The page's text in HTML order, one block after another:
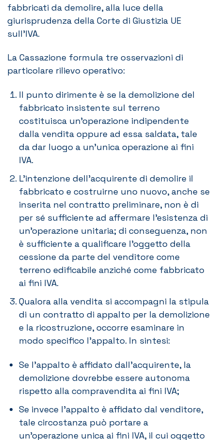
fabbricati da demolire, alla luce della
giurisprudenza della Corte di Giustizia UE
sull’IVA.
La Cassazione formula tre osservazioni di
particolare rilievo operativo:
Il punto dirimente è se la demolizione del
fabbricato insistente sul terreno
costituisca un’operazione indipendente
dalla vendita oppure ad essa saldata, tale
da dar luogo a un’unica operazione ai fini
IVA.
L’intenzione dell’acquirente di demolire il
fabbricato e costruirne uno nuovo, anche se
inserita nel contratto preliminare, non è di
per sé sufficiente ad affermare l’esistenza di
un’operazione unitaria; di conseguenza, non
è sufficiente a qualificare l’oggetto della
cessione da parte del venditore come
terreno edificabile anziché come fabbricato
ai fini IVA.
Qualora alla vendita si accompagni la stipula
di un contratto di appalto per la demolizione
e la ricostruzione, occorre esaminare in
modo specifico l’appalto. In sintesi:
Se l’appalto è affidato dall’acquirente, la
demolizione dovrebbe essere autonoma
rispetto alla compravendita ai fini IVA;
Se invece l’appalto è affidato dal venditore,
tale circostanza può portare a
un’operazione unica ai fini IVA, il cui oggetto